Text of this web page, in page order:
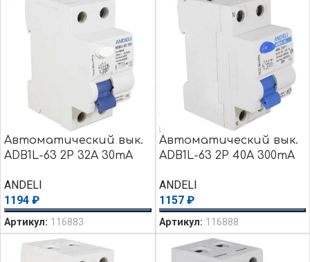
Автоматический вык.
ADB1L-63 2P 32A 30mA
ANDELI
1194 ₽
Артикул: 116883
Автоматический вык.
ADB1L-63 2P 40A 300mA
ANDELI
1157 ₽
Артикул: 116888